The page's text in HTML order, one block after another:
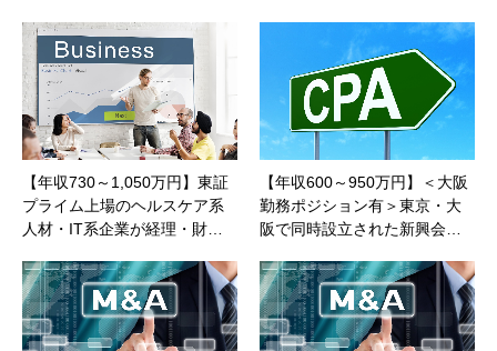
【年収730～1,050万円】東証
プライム上場のヘルスケア系
人材・IT系企業が経理・財…
【年収600～950万円】＜大阪
勤務ポジション有＞東京・大
阪で同時設立された新興会…